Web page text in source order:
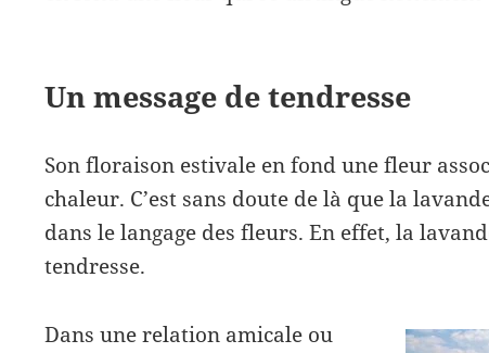
Un message de tendresse
Son floraison estivale en fond une fleur
chaleur. C’est sans doute de là que la
dans le langage des fleurs. En effet, la
tendresse.
Dans une relation amicale ou